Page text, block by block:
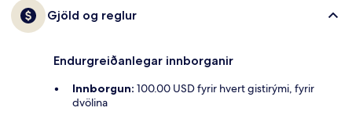
Gjöld og reglur
Endurgreiðanlegar innborganir
Innborgun: 100.00 USD fyrir hvert gistirými, fyrir
dvölina